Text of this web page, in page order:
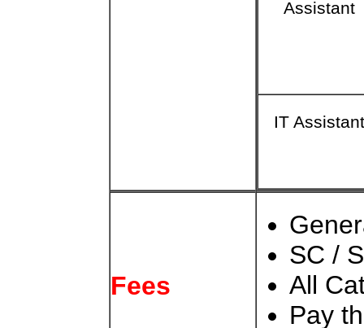
Assistant
IT Assistant
Fees
SC /
All
Pay